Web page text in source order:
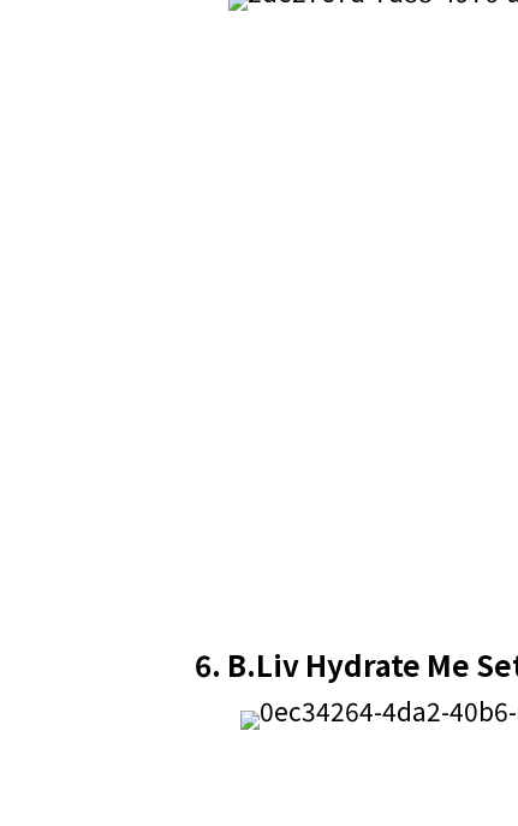
6. B.Liv Hydrate Me